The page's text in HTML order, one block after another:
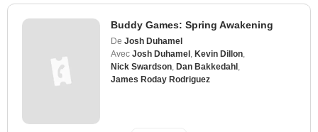
Buddy Games: Spring Awakening
De Josh Duhamel
Avec Josh Duhamel Kevin Dillon
Nick Swardson Dan Bakkedahl
James Roday Rodriguez